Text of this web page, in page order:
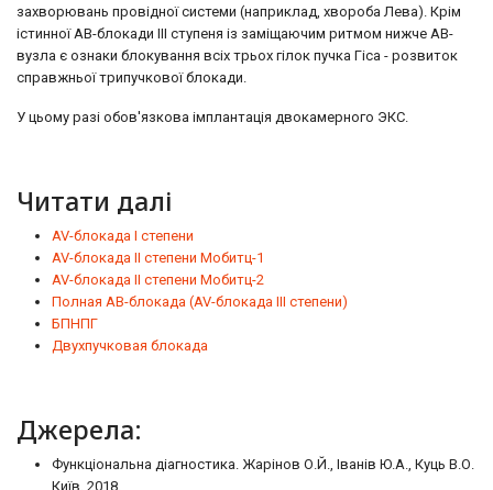
захворювань провідної системи (наприклад, хвороба Лева). Крім
істинної АВ-блокади III ступеня із заміщаючим ритмом нижче АВ-
вузла є ознаки блокування всіх трьох гілок пучка Гіса - розвиток
справжньої трипучкової блокади.
У цьому разі обов'язкова імплантація двокамерного ЭКС.
Читати далі
AV-блокада I степени
AV-блокада II степени Мобитц-1
AV-блокада II степени Мобитц-2
Полная АВ-блокада (AV-блокада III степени)
БПНПГ
Двухпучковая блокада
Джерела:
Функціональна діагностика. Жарінов О.Й., Іванів Ю.А., Куць В.О.
Київ, 2018.